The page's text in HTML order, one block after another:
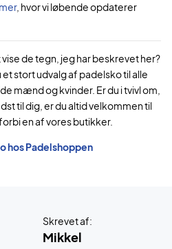
, hvor vi løbende opdaterer
de tegn, jeg har beskrevet her?
stort udvalg af padelsko til alle
mænd og kvinder. Er du i tvivl om,
til dig, er du altid velkommen til
en af vores butikker.
hos Padelshoppen
Skrevet af:
Mikkel